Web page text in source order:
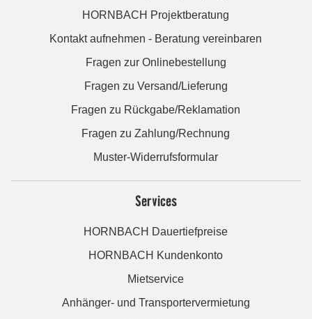
HORNBACH Projektberatung
Kontakt aufnehmen - Beratung vereinbaren
Fragen zur Onlinebestellung
Fragen zu Versand/Lieferung
Fragen zu Rückgabe/Reklamation
Fragen zu Zahlung/Rechnung
Muster-Widerrufsformular
Services
HORNBACH Dauertiefpreise
HORNBACH Kundenkonto
Mietservice
Anhänger- und Transportervermietung